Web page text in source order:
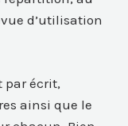
d’utilisation
par écrit,
ainsi que le